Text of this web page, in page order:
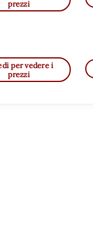
prezzi
per vedere i
prezzi